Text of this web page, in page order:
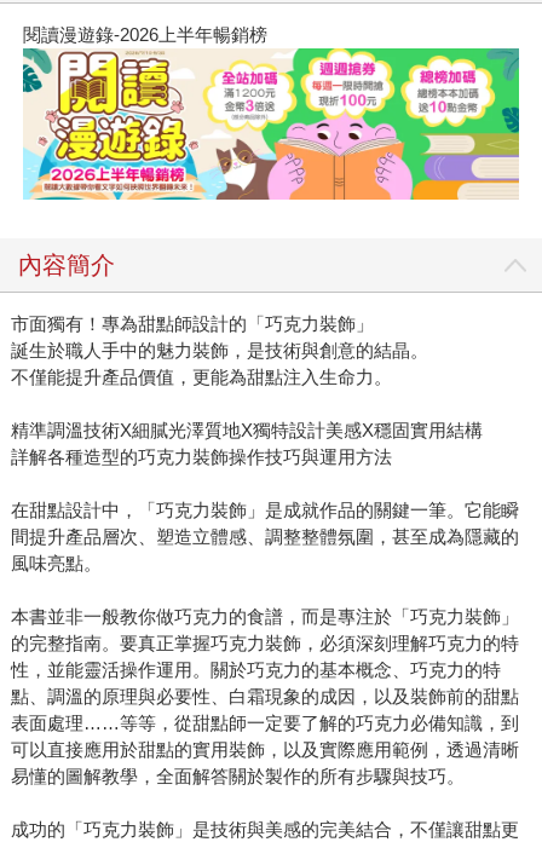
閱讀漫遊錄-2026上半年暢銷榜
內容簡介
市面獨有！專為甜點師設計的「巧克力裝飾」
誕生於職人手中的魅力裝飾，是技術與創意的結晶。
不僅能提升產品價值，更能為甜點注入生命力。
精準調溫技術X細膩光澤質地X獨特設計美感X穩固實用結構
詳解各種造型的巧克力裝飾操作技巧與運用方法
在甜點設計中，「巧克力裝飾」是成就作品的關鍵一筆。它能瞬
間提升產品層次、塑造立體感、調整整體氛圍，甚至成為隱藏的
風味亮點。
本書並非一般教你做巧克力的食譜，而是專注於「巧克力裝飾」
的完整指南。要真正掌握巧克力裝飾，必須深刻理解巧克力的特
性，並能靈活操作運用。關於巧克力的基本概念、巧克力的特
點、調溫的原理與必要性、白霜現象的成因，以及裝飾前的甜點
表面處理……等等，從甜點師一定要了解的巧克力必備知識，到
可以直接應用於甜點的實用裝飾，以及實際應用範例，透過清晰
易懂的圖解教學，全面解答關於製作的所有步驟與技巧。
成功的「巧克力裝飾」是技術與美感的完美結合，不僅讓甜點更